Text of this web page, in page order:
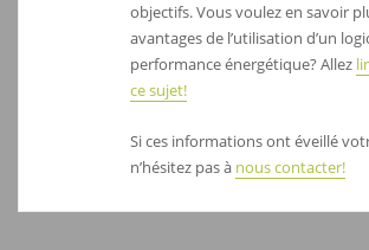
objectifs. Vous voulez en savoir
avantages de l’utilisation d’un
performance énergétique? Allez
ce sujet!
Si ces informations ont éveillé
n’hésitez pas à nous contacter!